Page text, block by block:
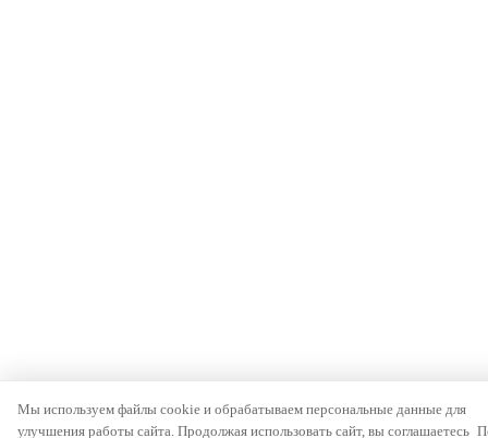
Мы используем файлы cookie и обрабатываем персональные данные для
улучшения работы сайта. Продолжая использовать сайт, вы соглашаетесь